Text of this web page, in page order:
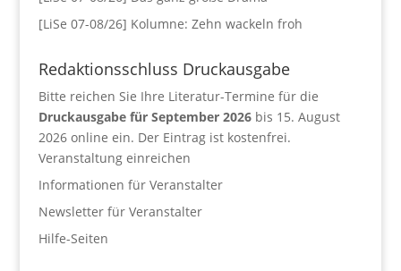
[LiSe 07-08/26] Kolumne: Zehn wackeln froh
Redaktionsschluss Druckausgabe
Bitte reichen Sie Ihre Literatur-Termine für die
Druckausgabe für September 2026bis 15. August
2026 online ein. Der Eintrag ist kostenfrei.
Veranstaltung einreichen
Informationen für Veranstalter
Newsletter für Veranstalter
Hilfe-Seiten